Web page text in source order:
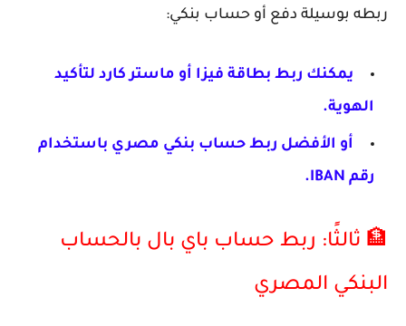
ربطه بوسيلة دفع أو حساب بنكي:
يمكنك ربط بطاقة فيزا أو ماستر كارد لتأكيد
الهوية.
أو الأفضل ربط حساب بنكي مصري باستخدام
رقم IBAN
.
🏦 ثالثًا: ربط حساب باي بال بالحساب
البنكي المصري